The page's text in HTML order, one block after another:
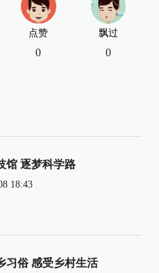
点赞
0
飘过
0
馆 逐梦科学路
18:43
习俗 感受乡村生活